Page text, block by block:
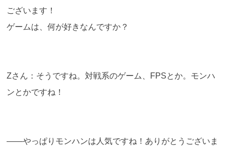
ございます！
ゲームは、何が好きなんですか？
Zさん：そうですね。対戦系のゲーム、FPSとか。モンハ
ンとかですね！
――やっぱりモンハンは人気ですね！ありがとうございま